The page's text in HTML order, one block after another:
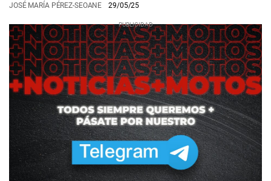
JOSÉ MARÍA PÉREZ-SEOANE 29/05/25